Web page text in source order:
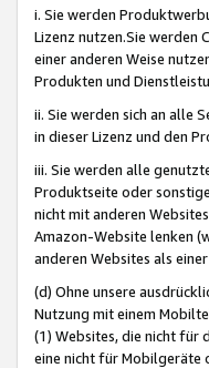
i. Sie werden
Lizenz nutzen.Sie werden
einer anderen Weise
Produkten und
ii. Sie werden sich an alle
in dieser Lizenz und den
iii. Sie werden alle
Produktseite oder
nicht mit anderen
Amazon-Website lenken
anderen Websites als
(d) Ohne unsere
Nutzung mit einem
(1) Websites, die nicht für
eine nicht für Mobilgeräte